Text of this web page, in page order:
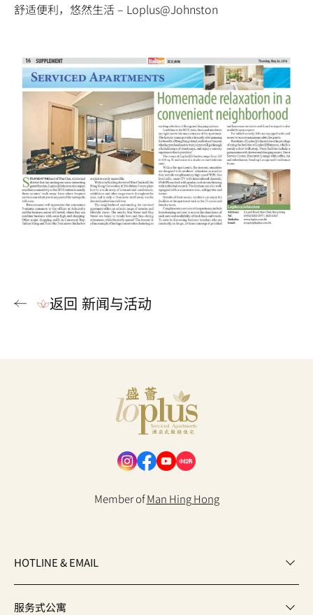
舒适便利，悠然生活 – Loplus@Johnston
返回 新闻与活动
Member ofMan Hing Hong
HOTLINE & EMAIL
服务式公寓